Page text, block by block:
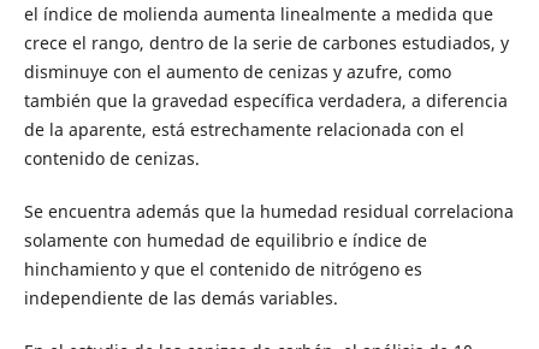
el índice de molienda aumenta linealmente a medida que
crece el rango, dentro de la serie de carbones estudiados, y
disminuye con el aumento de cenizas y azufre, como
también que la gravedad específica verdadera, a diferencia
de la aparente, está estrechamente relacionada con el
contenido de cenizas.
Se encuentra además que la humedad residual correlaciona
solamente con humedad de equilibrio e índice de
hinchamiento y que el contenido de nitrógeno es
independiente de las demás variables.